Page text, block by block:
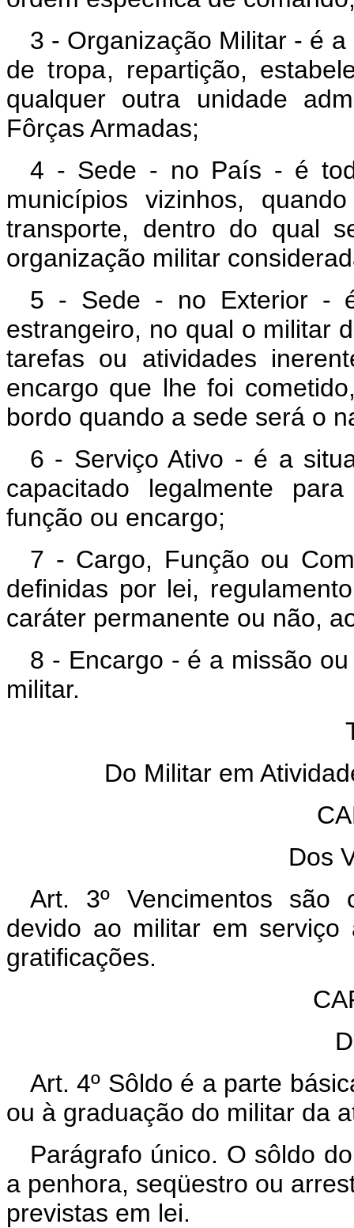
3 - Organização Militar - é
de tropa, repartição,
qualquer outra unidade
Fôrças Armadas;
4 - Sede - no País - é
municípios vizinhos,
transporte, dentro do qual
organização militar
5 - Sede - no Exterior -
estrangeiro, no qual o militar
tarefas ou atividades
encargo que lhe foi
bordo quando a sede será o
6 - Serviço Ativo - é a
capacitado legalmente
função ou encargo;
7 - Cargo, Função ou
definidas por lei,
caráter permanente ou não,
8 - Encargo - é a missão
militar.
Do Militar em
Dos
Art. 3º Vencimentos são
devido ao militar em
gratificações.
Art. 4º Sôldo é a parte
ou à graduação do militar da
Parágrafo único. O sôldo
a penhora, seqüestro ou
previstas em lei.